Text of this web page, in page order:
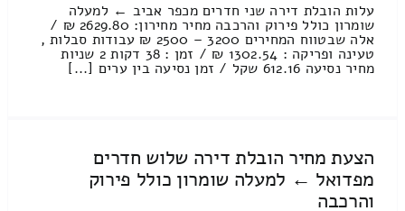
עלות הובלת דירה שני חדרים מכפר אביב ← למעלה
שומרון כולל פירוק והרכבה מחיר מחירון: 2629.80 ₪ /
אלה שבטווח המחירים 3200 – 2500 ₪ עבודות סבלות ,
טעינה ופריקה : 1302.54 ₪ / זמן : 38 דקות 2 שניות
מחיר נסיעה 612.16 שקל / זמן נסיעה בין ערים [...]
הצעת מחיר הובלת דירה שלוש חדרים
מפדואל ← למעלה שומרון כולל פירוק
והרכבה